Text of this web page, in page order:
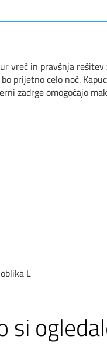
vreč in pravšnja
prijetno celo noč.
zadrge omogočajo
L
si